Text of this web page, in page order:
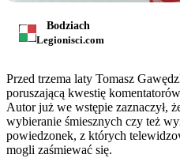
Bodziach
Legionisci.com
Przed trzema laty Tomasz
poruszającą kwestię
Autor już we wstępie zaznaczył,
wybieranie śmiesznych czy też
powiedzonek, z których
mogli zaśmiewać się.